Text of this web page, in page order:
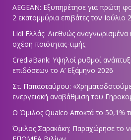
AEGEAN: Εξυπηρέτησε για πρώτη
2 εκατομμύρια επιβάτες τον Ιούλιο
Lidl Ελλάς: Διεθνώς
σχέση ποιότητας-τιμής
CrediaBank: Υψηλοί ρυθμοί
επιδόσεων το Α’ Εξάμηνο 2026
Στ. Παπασταύρου:
ενεργειακή αναβάθμιση του
Ο Όμιλος Qualco Αποκτά το 50,1%
Όμιλος Σαρακάκη: Παραχώρησε το